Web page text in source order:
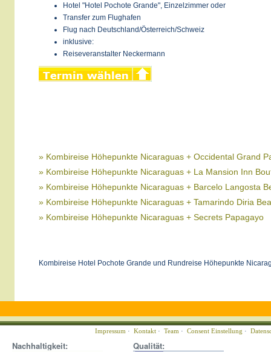
Hotel "Hotel Pochote Grande", Einzelzimmer oder
Transfer zum Flughafen
Flug nach Deutschland/Österreich/Schweiz
inklusive:
Reiseveranstalter Neckermann
» Kombireise Höhepunkte Nicaraguas + Occidental Grand
» Kombireise Höhepunkte Nicaraguas + La Mansion Inn
» Kombireise Höhepunkte Nicaraguas + Barcelo Langosta
» Kombireise Höhepunkte Nicaraguas + Tamarindo Diria
» Kombireise Höhepunkte Nicaraguas + Secrets Papagayo
Kombireise Hotel Pochote Grande und Rundreise Höhepunkte
Impressum · Kontakt · Team · Consent Einstellung ·
Nachhaltigkeit: Qualität: